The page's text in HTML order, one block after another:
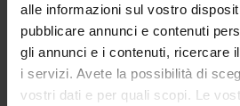
alle informazioni sul vostro
pubblicare annunci e contenuti
gli annunci e i contenuti, ricercare
i servizi. Avete la possibilità di
vostri dati e per quali scopi. Le
Contatti
Persone
Luoghi